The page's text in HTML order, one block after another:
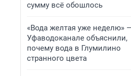
сумму всё обошлось
«Вода желтая уже неделю»
Уфаводоканале объяснили,
почему вода в Глумилино
странного цвета